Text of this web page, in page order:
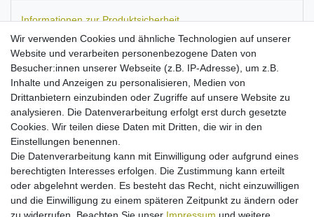
Informationen zur Produktsicherheit
Passend für:Nokia E5, E5-00, E7, E7-00, N8, N8-00, N97 mini,
808 Pure View, T7.Ersetzt den Akku-Typ:BL-4D. Maße:ca. 59
x 44 x 4 mm.Kapazität: 1300 mAh.
Stärkster erwerbbarer Akku dieser Modelle
Ausgestattet mit Qualitätszellen
Kein Billigakku, sondern streng kontrollierte Markenware
nach allen EU-Normen
Überlade-, Hitze- und Kurzschlussschutz
Ladbar mit Originalnetzteil
Wir verwenden Cookies und ähnliche Technologien auf unserer
Website und verarbeiten personenbezogene Daten von
Besucher:innen unserer Webseite (z.B. IP-Adresse), um z.B.
Inhalte und Anzeigen zu personalisieren, Medien von
Drittanbietern einzubinden oder Zugriffe auf unsere Website zu
analysieren. Die Datenverarbeitung erfolgt erst durch gesetzte
Cookies. Wir teilen diese Daten mit Dritten, die wir in den
Einstellungen benennen.
Die Datenverarbeitung kann mit Einwilligung oder aufgrund eines
berechtigten Interesses erfolgen. Die Zustimmung kann erteilt
oder abgelehnt werden. Es besteht das Recht, nicht einzuwilligen
und die Einwilligung zu einem späteren Zeitpunkt zu ändern oder